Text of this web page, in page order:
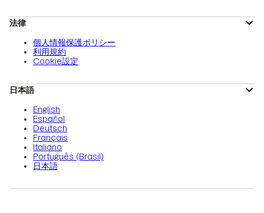
法律
個人情報保護ポリシー
利用規約
Cookie設定
日本語
English
Español
Deutsch
Français
Italiano
Português (Brasil)
日本語